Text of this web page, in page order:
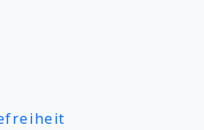
Muskeln werden
5-10 Minuten